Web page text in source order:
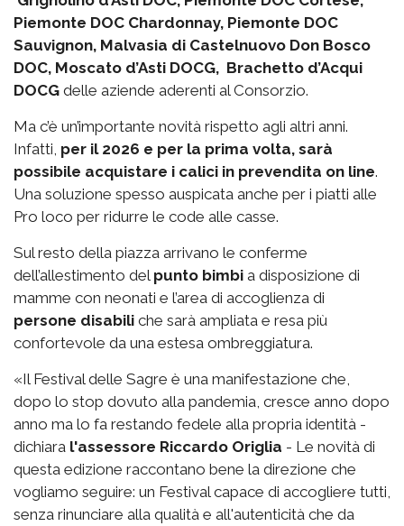
Piemonte DOC Chardonnay, Piemonte DOC
Sauvignon, Malvasia di Castelnuovo Don Bosco
DOC, Moscato d’Asti DOCG, Brachetto d’Acqui
DOCG delle aziende aderenti al Consorzio.
Ma c’è un’importante novità rispetto agli altri anni.
Infatti, per il 2026 e per la prima volta, sarà
possibile acquistare i calici in prevendita on line.
Una soluzione spesso auspicata anche per i piatti alle
Pro loco per ridurre le code alle casse.
Sul resto della piazza arrivano le conferme
dell’allestimento del punto bimbi a disposizione di
mamme con neonati e l’area di accoglienza di
persone disabili che sarà ampliata e resa più
confortevole da una estesa ombreggiatura.
«Il Festival delle Sagre è una manifestazione che,
dopo lo stop dovuto alla pandemia, cresce anno dopo
anno ma lo fa restando fedele alla propria identità -
dichiara l'assessore Riccardo Origlia - Le novità di
questa edizione raccontano bene la direzione che
vogliamo seguire: un Festival capace di accogliere tutti,
senza rinunciare alla qualità e all'autenticità che da